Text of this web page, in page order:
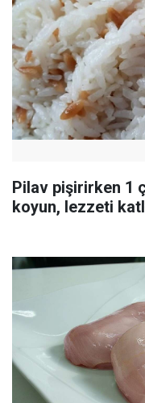
Pilav pişirirken 1
koyun, lezzeti